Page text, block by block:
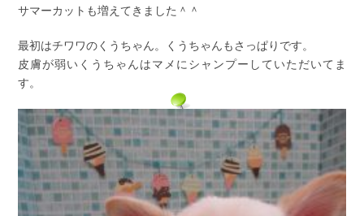
サマーカットも増えてきました＾＾
最初はチワワのくうちゃん。くうちゃんもさっぱりです。
皮膚が弱いくうちゃんはマメにシャンプーしていただいてま
す。